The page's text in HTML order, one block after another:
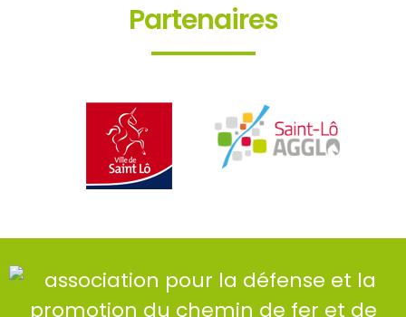
Partenaires